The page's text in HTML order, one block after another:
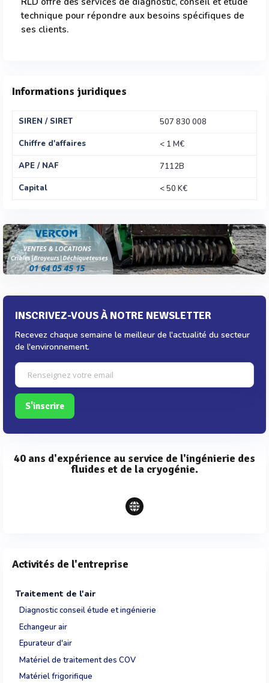
technique pour répondre aux besoins spécifiques de
ses clients.
Informations juridiques
SIREN / SIRET
507 830 008
Chiffre d'affaires
< 1 M€
APE / NAF
7112B
Capital
< 50 K€
INSCRIVEZ-VOUS À NOTRE NEWSLETTER
Recevez chaque semaine le meilleur de l'actualité du secteur
de l'environnement.
S'inscrire
40 ans d'expérience au service de l'ingénierie des
fluides et de la cryogénie.
Activités de l'entreprise
Traitement de l'air
Diagnostic conseil étude et ingénierie
Echangeur air
Epurateur d'air
Matériel de traitement des COV
Matériel frigorifique